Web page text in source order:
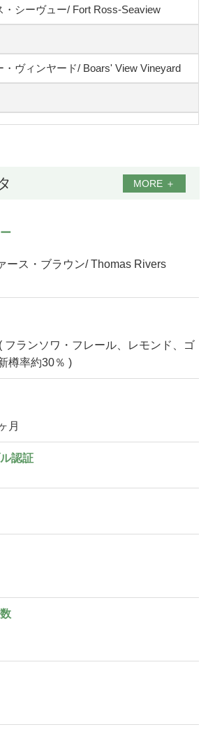
・シーヴュー/ Fort Ross-Seaview
・ヴィンヤード/ Boars' View Vineyard
MORE ＋
ース・ブラウン/ Thomas Rivers
フランソワ・フレール、レモンド、ゴ
樽率約30％ )
月
認証